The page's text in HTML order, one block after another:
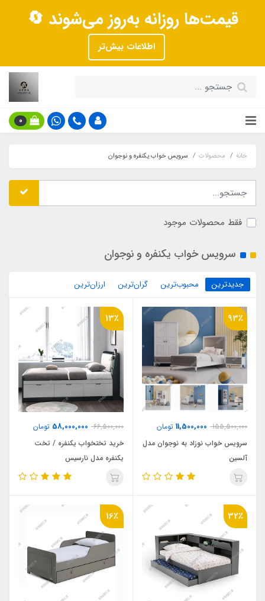
قیمت‌ها روزانه به‌روز می‌شوند 🔄
اطلاعات بیش‌تر
0
خانه محصولات سرویس خواب یکنفره و نوجوان
فقط محصولات موجود
سرویس خواب یکنفره و نوجوان
جدیدترین محبوب‌ترین گران‌ترین ارزان‌ترین
93٪
155,500,000
11,500,000 تومان
سرویس خواب نوزاد به نوجوان مدل
آلسین
13٪
66,500,000
58,000,000 تومان
خرید تختخواب یکنفره / تخت
یکنفره مدل نارسیس
32٪ 16٪